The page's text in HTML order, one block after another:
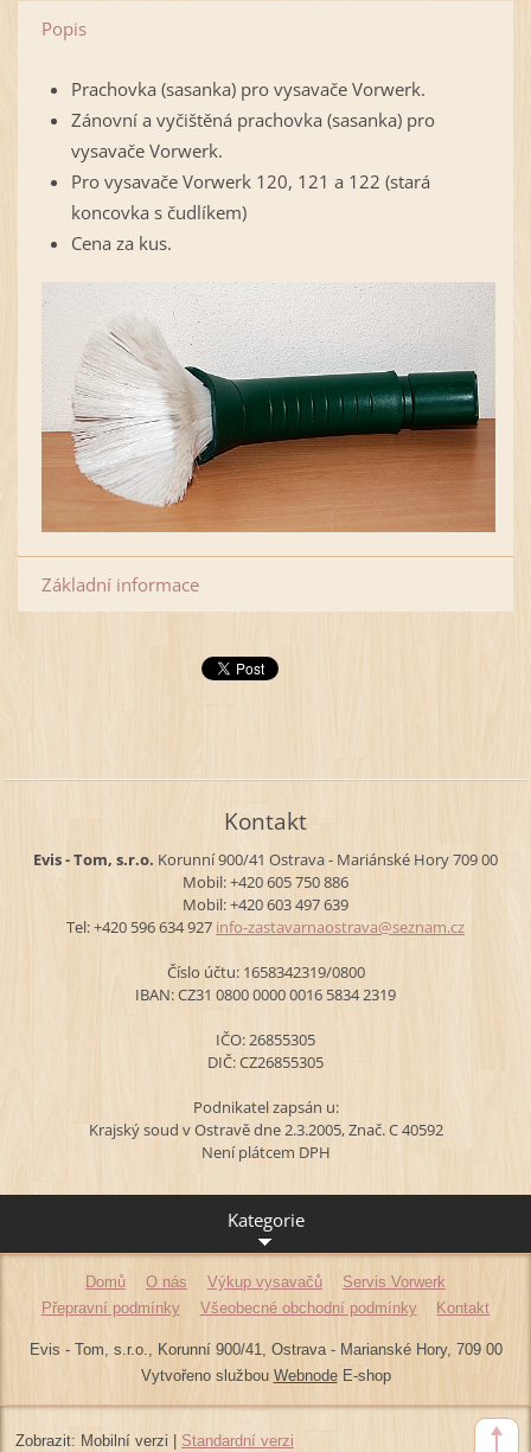
Popis
Prachovka (sasanka) pro vysavače Vorwerk.
Zánovní a vyčištěná prachovka (sasanka) pro
vysavače Vorwerk.
Pro vysavače Vorwerk 120, 121 a 122 (stará
koncovka s čudlíkem)
Cena za kus.
Základní informace
Kontakt
Evis - Tom, s.r.o. Korunní 900/41 Ostrava - Mariánské Hory709 00
Mobil: +420 605 750 886
Mobil: +420 603 497 639
Tel: +420 596 634 927 info-zastavarnaostrava@seznam.cz
Číslo účtu: 1658342319/0800
IBAN: CZ31 0800 0000 0016 5834 2319
IČO: 26855305
DIČ: CZ26855305
Podnikatel zapsán u:
Krajský soud v Ostravě dne 2.3.2005, Znač. C 40592
Není plátcem DPH
Kategorie
Domů O nás Výkup vysavačů
Servis Vorwerk
Přepravní podmínky
Všeobecné obchodní podmínky Kontakt
Evis - Tom, s.r.o., Korunní 900/41, Ostrava - Marianské Hory, 709 00
Vytvořeno službou WebnodeE-shop
Zobrazit: Mobilní verzi Standardní verzi